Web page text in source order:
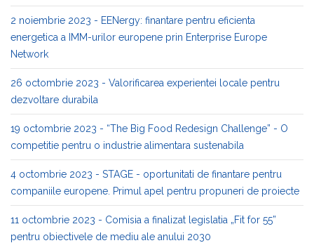
2 noiembrie 2023 - EENergy: finantare pentru eficienta
energetica a IMM-urilor europene prin Enterprise Europe
Network
26 octombrie 2023 - Valorificarea experientei locale pentru
dezvoltare durabila
19 octombrie 2023 - “The Big Food Redesign Challenge” - O
competitie pentru o industrie alimentara sustenabila
4 octombrie 2023 - STAGE - oportunitati de finantare pentru
companiile europene. Primul apel pentru propuneri de proiecte
11 octombrie 2023 - Comisia a finalizat legislatia „Fit for 55”
pentru obiectivele de mediu ale anului 2030